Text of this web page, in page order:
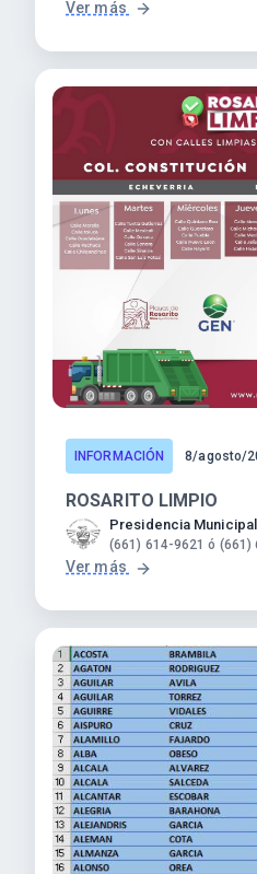
Ver más
INFORMACIÓN 8/agosto/
ROSARITO LIMPIO
Presidencia Municipal
(661) 614-9621 ó (661)
Ver más